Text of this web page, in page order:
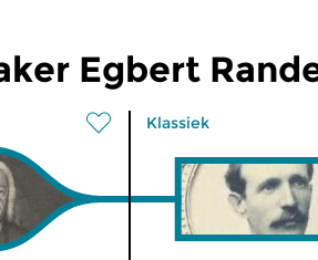
Egbert
Klassiek